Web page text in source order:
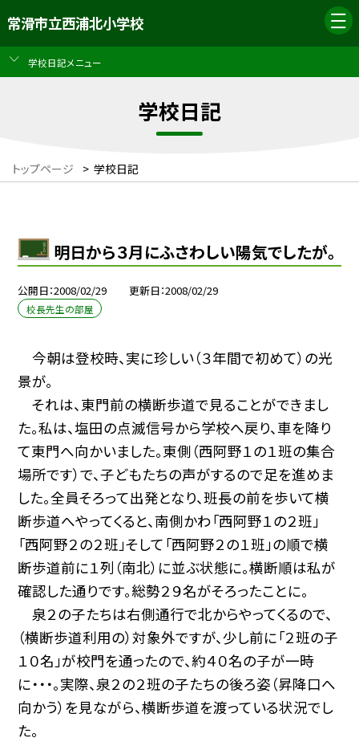
常滑市立西浦北小学校
学校日記メニュー
学校日記
トップページ > 学校日記
明日から３月にふさわしい陽気でしたが。
公開日 2008/02/29 更新日 2008/02/29
校長先生の部屋
今朝は登校時、実に珍しい（３年間で初めて）の光
景が。
それは、東門前の横断歩道で見ることができまし
た。私は、塩田の点滅信号から学校へ戻り、車を降り
て東門へ向かいました。東側（西阿野１の１班の集合
場所です）で、子どもたちの声がするので足を進めま
した。全員そろって出発となり、班長の前を歩いて横
断歩道へやってくると、南側かわ「西阿野１の２班」
「西阿野２の２班」そして「西阿野２の１班」の順で横
断歩道前に１列（南北）に並ぶ状態に。横断順は私が
確認した通りです。総勢２９名がそろったことに。
泉２の子たちは右側通行で北からやってくるので、
（横断歩道利用の）対象外ですが、少し前に「２班の子
１０名」が校門を通ったので、約４０名の子が一時
に・・・。実際、泉２の２班の子たちの後ろ姿（昇降口へ
向かう）を見ながら、横断歩道を渡っている状況でし
た。